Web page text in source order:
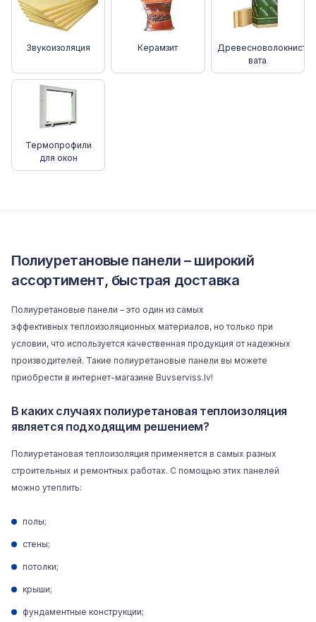
Звукоизоляция Керамзит
Древесноволокнистая
вата
Термопрофили
для окон
Полиуретановые панели – широкий
ассортимент, быстрая доставка
Полиуретановые панели – это один из самых
эффективныхтеплоизоляционных материалов, но только при
условии, что используется качественная продукция от надежных
производителей. Такие полиуретановые панели вы можете
приобрести в интернет-магазине Buvserviss.lv!
В каких случаях полиуретановая теплоизоляция
является подходящим решением?
Полиуретановая теплоизоляция применяется в самых разных
строительных и ремонтных работах. С помощью этих панелей
можно утеплить:
полы;
стены;
потолки;
крыши;
фундаментные конструкции;